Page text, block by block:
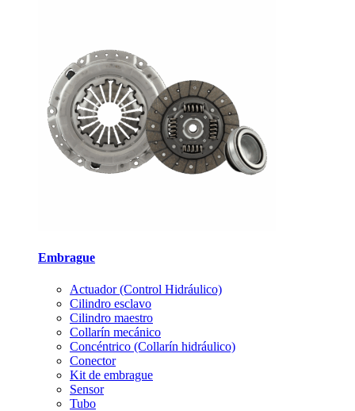
Embrague
Actuador (Control Hidráulico)
Cilindro esclavo
Cilindro maestro
Collarín mecánico
Concéntrico (Collarín hidráulico)
Conector
Kit de embrague
Sensor
Tubo